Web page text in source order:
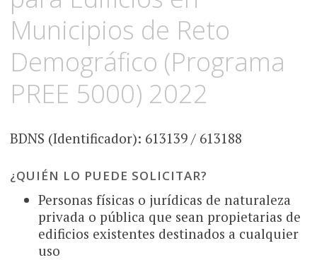
Municipios de Reto
Demográfico (Programa
PREE 5000) 2022
BDNS (Identificador): 613139 / 613188
¿QUIÉN LO PUEDE SOLICITAR?
Personas físicas o jurídicas de naturaleza
privada o pública que sean propietarias de
edificios existentes destinados a cualquier
uso